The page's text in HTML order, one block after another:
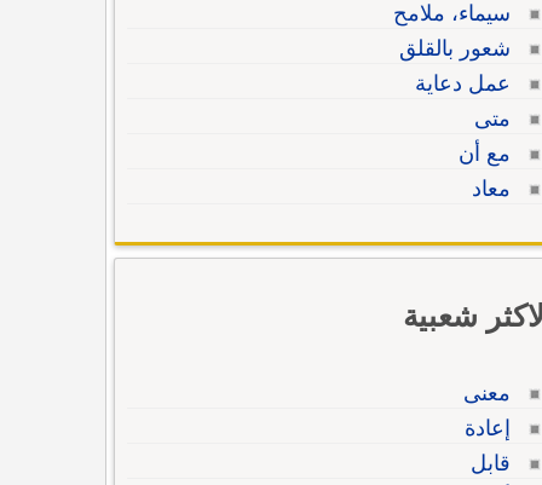
سيماء، ملامح
شعور بالقلق
عمل دعاية
متى
مع أن
معاد
الاكثر شعبية
معنى
إعادة
قابل